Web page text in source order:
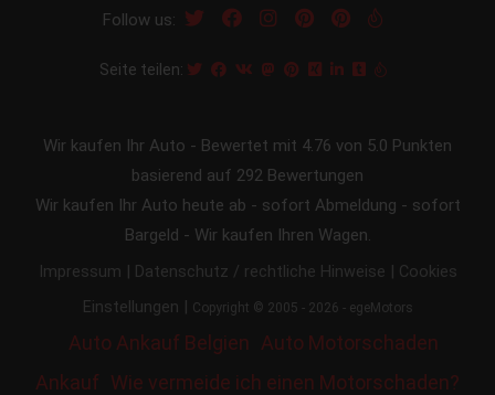
Follow us:
Seite teilen:
Wir kaufen Ihr Auto - Bewertet mit 4.76 von 5.0 Punkten
basierend auf 292 Bewertungen
Wir kaufen Ihr Auto heute ab - sofort Abmeldung - sofort
Bargeld - Wir kaufen Ihren Wagen.
Impressum | Datenschutz / rechtliche Hinweise | Cookies
Einstellungen | Copyright © 2005 - 2026 - egeMotors
Auto Ankauf Belgien
Auto Motorschaden
Ankauf Wie vermeide ich einen Motorschaden?